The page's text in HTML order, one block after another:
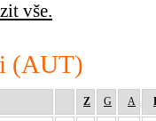
vše.
(AUT)
Z G A